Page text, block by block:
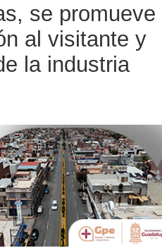
se promueve
al visitante y
la industria